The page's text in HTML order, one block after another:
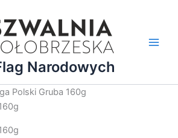
Narodowych
Polski Gruba 160g